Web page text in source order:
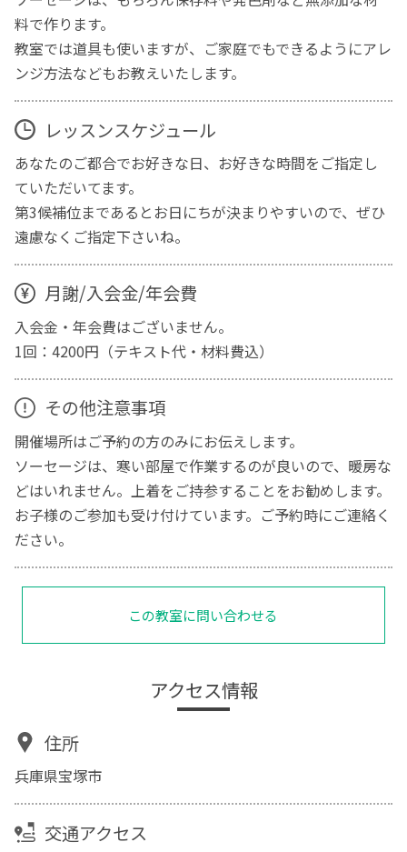
料で作ります。
教室では道具も使いますが、ご家庭でもできるようにアレ
ンジ方法などもお教えいたします。
レッスンスケジュール
あなたのご都合でお好きな日、お好きな時間をご指定し
ていただいてます。
第3候補位まであるとお日にちが決まりやすいので、ぜひ
遠慮なくご指定下さいね。
月謝/入会金/年会費
入会金・年会費はございません。
1回：4200円（テキスト代・材料費込）
その他注意事項
開催場所はご予約の方のみにお伝えします。
ソーセージは、寒い部屋で作業するのが良いので、暖房な
どはいれません。上着をご持参することをお勧めします。
お子様のご参加も受け付けています。ご予約時にご連絡く
ださい。
この教室に問い合わせる
アクセス情報
住所
兵庫県宝塚市
交通アクセス